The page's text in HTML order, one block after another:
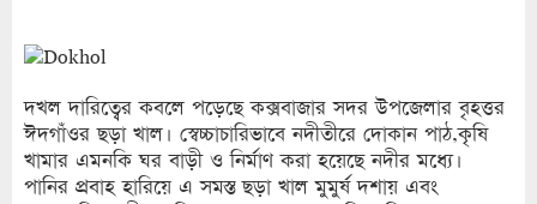
দখল দারিত্বের কবলে পড়েছে কক্সবাজার সদর উপজেলার বৃহত্তর
ঈদগাঁওর ছড়া খাল। স্বেচ্চাচারিভাবে নদীতীরে দোকান পাঠ,কৃষি
খামার এমনকি ঘর বাড়ী ও নির্মাণ করা হয়েছে নদীর মধ্যে।
পানির প্রবাহ হারিয়ে এ সমস্ত ছড়া খাল মুমুর্ষ দশায় এবং